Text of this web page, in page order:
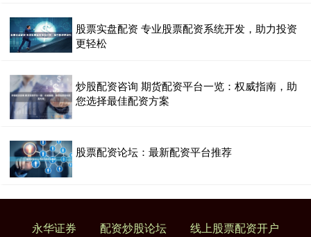
股票实盘配资 专业股票配资系统开发，助力投资
更轻松
炒股配资咨询 期货配资平台一览：权威指南，助
您选择最佳配资方案
股票配资论坛：最新配资平台推荐
永华证券 配资炒股论坛 线上股票配资开户